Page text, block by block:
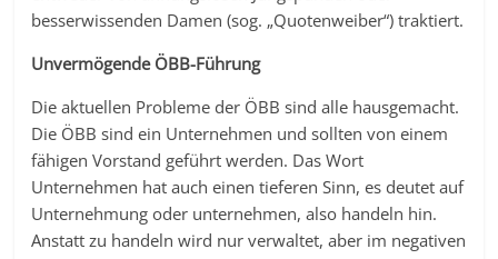
besserwissenden Damen (sog. „Quotenweiber“) traktiert.
Unvermögende ÖBB-Führung
Die aktuellen Probleme der ÖBB sind alle hausgemacht.
Die ÖBB sind ein Unternehmen und sollten von einem
fähigen Vorstand geführt werden. Das Wort
Unternehmen hat auch einen tieferen Sinn, es deutet auf
Unternehmung oder unternehmen, also handeln hin.
Anstatt zu handeln wird nur verwaltet, aber im negativen